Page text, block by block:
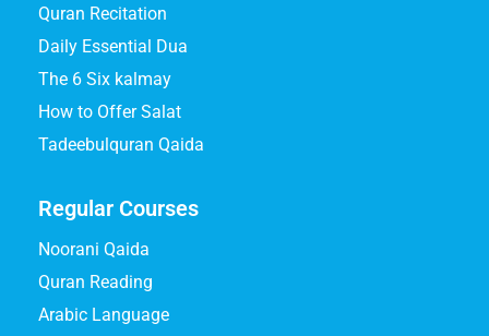
Quran Recitation
Daily Essential Dua
The 6 Six kalmay
How to Offer Salat
Tadeebulquran Qaida
Regular Courses
Noorani Qaida
Quran Reading
Arabic Language